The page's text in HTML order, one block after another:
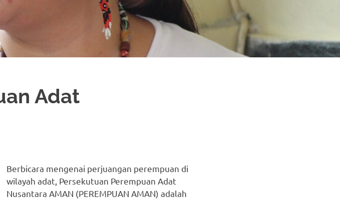
Adat
Berbicara mengenai perjuangan perempuan di
wilayah adat, Persekutuan Perempuan Adat
Nusantara AMAN (PEREMPUAN AMAN) adalah